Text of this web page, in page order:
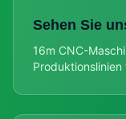
Sehen Sie
16m CNC-